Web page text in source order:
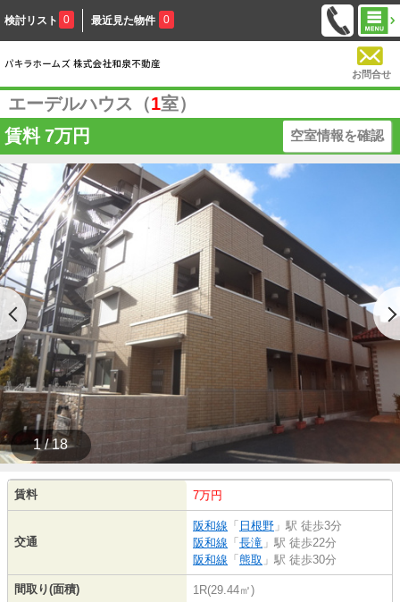
検討リスト 0 最近見た物件 0
お問合せ
エーデルハウス（1室）
賃料 7万円 空室情報を確認
1 / 18
賃料 7万円
交通
阪和線 「 日根野 」駅 徒歩3分
阪和線 「 長滝 」駅 徒歩22分
阪和線 「 熊取 」駅 徒歩30分
間取り(面積) 1R(29.44㎡)